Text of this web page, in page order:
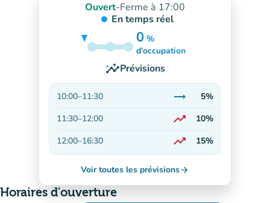
Ouvert-Ferme à 17:00
En temps réel
0 %
5%
d'occupation
insightsPrévisions
10:00–11:30 trending_flat
5%
11:30–12:00 trending_up
10%
12:00–16:30 trending_up
En hausse
15%
Voir toutes les prévisionsarrow_forward
Horaires d'ouverture